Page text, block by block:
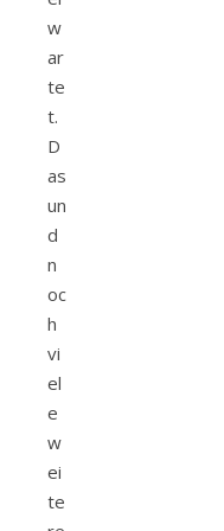
w
ar
te
t.
D
as
un
d
n
oc
h
vi
el
e
w
ei
te